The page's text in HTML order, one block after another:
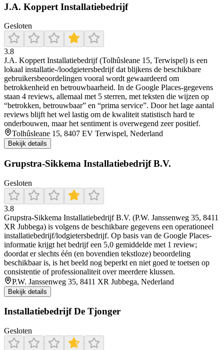
J.A. Koppert Installatiebedrijf
Gesloten
3.8
J.A. Koppert Installatiebedrijf (Tolhûsleane 15, Terwispel) is een
lokaal installatie-/loodgietersbedrijf dat blijkens de beschikbare
gebruikersbeoordelingen vooral wordt gewaardeerd om
betrokkenheid en betrouwbaarheid. In de Google Places-gegevens
staan 4 reviews, allemaal met 5 sterren, met teksten die wijzen op
“betrokken, betrouwbaar” en “prima service”. Door het lage aantal
reviews blijft het wel lastig om de kwaliteit statistisch hard te
onderbouwen, maar het sentiment is overwegend zeer positief.
Tolhûsleane 15, 8407 EV Terwispel, Nederland
Bekijk details
Grupstra-Sikkema Installatiebedrijf B.V.
Gesloten
3.8
Grupstra-Sikkema Installatiebedrijf B.V. (P.W. Janssenweg 35, 8411
XR Jubbega) is volgens de beschikbare gegevens een operationeel
installatiebedrijf/lodgietersbedrijf. Op basis van de Google Places-
informatie krijgt het bedrijf een 5,0 gemiddelde met 1 review;
doordat er slechts één (en bovendien tekstloze) beoordeling
beschikbaar is, is het beeld nog beperkt en niet goed te toetsen op
consistentie of professionaliteit over meerdere klussen.
P.W. Janssenweg 35, 8411 XR Jubbega, Nederland
Bekijk details
Installatiebedrijf De Tjonger
Gesloten